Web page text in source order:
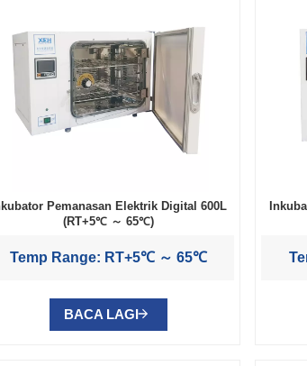
Pemanasan Elektrik Digital 600L
(RT+5℃ ～ 65℃)
Temp Range: RT+5℃ ～ 65℃
BACA LAGI